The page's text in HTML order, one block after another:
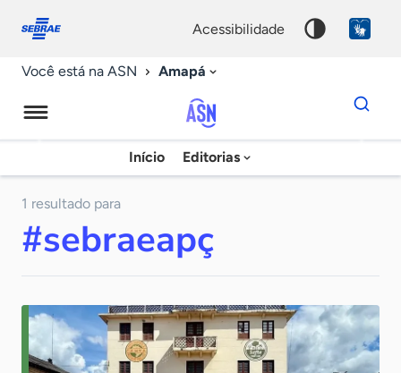
conosco
acessibilidade
Você está na ASN Amapá
Agência
Sebrae
Notícias
Início Editorias
Dados
para
chave
1 resultado para
#sebraeapç